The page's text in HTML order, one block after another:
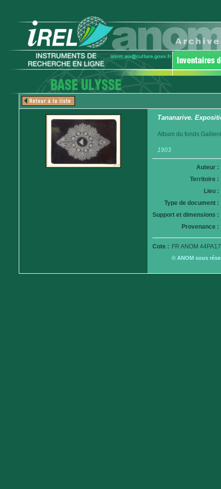
Tananarive.
Album du fonds
1903
Auteur :
Territoire :
Lieu :
Type de document :
Support et dimensions :
Provenance :
Cote : FR ANOM
© ANOM sous